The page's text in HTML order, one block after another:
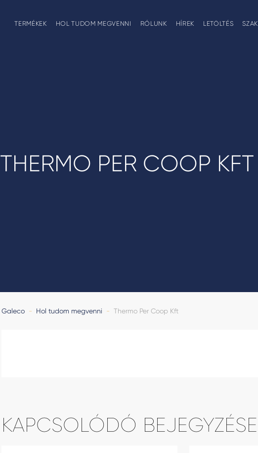
TERMÉKEK HOL TUDOM MEGVENNI RÓLUNK HÍREK LETÖLTÉS
THERMO PER COOP KFT
Galeco - Hol tudom megvenni - Thermo Per Coop Kft
KAPCSOLÓDÓ